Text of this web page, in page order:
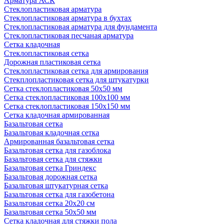
Cтеклопластиковая арматура
Стеклопластиковая арматура в бухтах
Стеклопластиковая арматура для фундамента
Стеклопластиковая песчаная арматура
Сетка кладочная
Стеклопластиковая сетка
Дорожная пластиковая сетка
Стеклопластиковая сетка для армирования
Стекплопластиковая сетка для штукатурки
Сетка стеклопластиковая 50x50 мм
Сетка стеклопластиковая 100x100 мм
Сетка стеклопластиковая 150x150 мм
Сетка кладочная армированная
Базальтовая сетка
Базальтовая кладочная сетка
Армированная базальтовая сетка
Базальтовая сетка для газоблока
Базальтовая сетка для стяжки
Базальтовая сетка Гриндекс
Базальтовая дорожная сетка
Базальтовая штукатурная сетка
Базальтовая сетка для газобетона
Базальтовая сетка 20x20 см
Базальтовая сетка 50x50 мм
Сетка кладочная для стяжки пола